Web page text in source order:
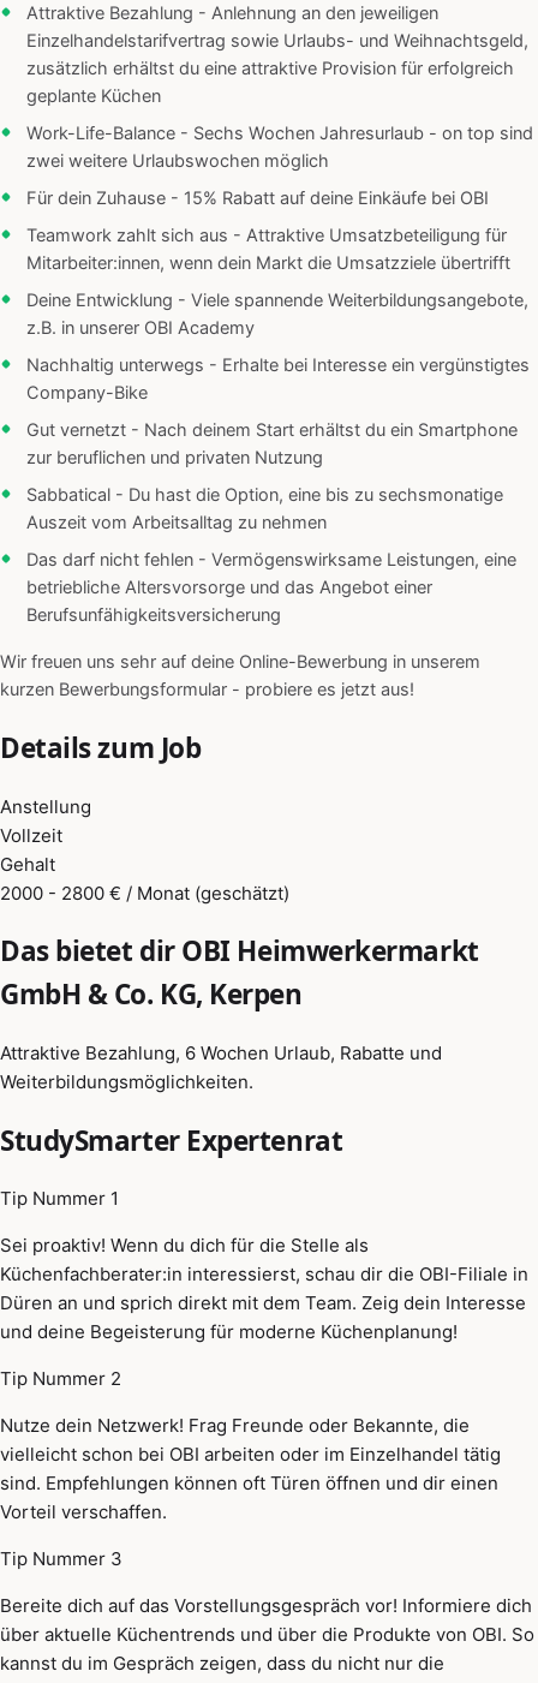
Attraktive Bezahlung - Anlehnung an den jeweiligen
Einzelhandelstarifvertrag sowie Urlaubs- und Weihnachtsgeld,
zusätzlich erhältst du eine attraktive Provision für erfolgreich
geplante Küchen
Work-Life-Balance - Sechs Wochen Jahresurlaub - on top sind
zwei weitere Urlaubswochen möglich
Für dein Zuhause - 15% Rabatt auf deine Einkäufe bei OBI
Teamwork zahlt sich aus - Attraktive Umsatzbeteiligung für
Mitarbeiter:innen, wenn dein Markt die Umsatzziele übertrifft
Deine Entwicklung - Viele spannende Weiterbildungsangebote,
z.B. in unserer OBI Academy
Nachhaltig unterwegs - Erhalte bei Interesse ein vergünstigtes
Company-Bike
Gut vernetzt - Nach deinem Start erhältst du ein Smartphone
zur beruflichen und privaten Nutzung
Sabbatical - Du hast die Option, eine bis zu sechsmonatige
Auszeit vom Arbeitsalltag zu nehmen
Das darf nicht fehlen - Vermögenswirksame Leistungen, eine
betriebliche Altersvorsorge und das Angebot einer
Berufsunfähigkeitsversicherung
Wir freuen uns sehr auf deine Online-Bewerbung in unserem
kurzen Bewerbungsformular - probiere es jetzt aus!
Details zum Job
Anstellung
Vollzeit
Gehalt
2000 - 2800 € / Monat (geschätzt)
Das bietet dir OBI Heimwerkermarkt
GmbH & Co. KG, Kerpen
Attraktive Bezahlung, 6 Wochen Urlaub, Rabatte und
Weiterbildungsmöglichkeiten.
StudySmarter Expertenrat
Tip Nummer 1
Sei proaktiv! Wenn du dich für die Stelle als
Küchenfachberater:in interessierst, schau dir die OBI-Filiale in
Düren an und sprich direkt mit dem Team. Zeig dein Interesse
und deine Begeisterung für moderne Küchenplanung!
Tip Nummer 2
Nutze dein Netzwerk! Frag Freunde oder Bekannte, die
vielleicht schon bei OBI arbeiten oder im Einzelhandel tätig
sind. Empfehlungen können oft Türen öffnen und dir einen
Vorteil verschaffen.
Tip Nummer 3
Bereite dich auf das Vorstellungsgespräch vor! Informiere dich
über aktuelle Küchentrends und über die Produkte von OBI. So
kannst du im Gespräch zeigen, dass du nicht nur die